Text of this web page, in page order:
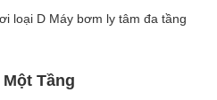
loại D Máy bơm ly tâm đa tầng
Tầng